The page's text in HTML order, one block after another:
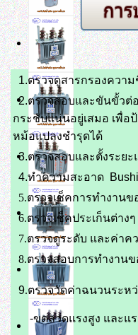
1.ตรวจดูสารกรองควา
2.ตรวจสอบและขันขั้วต่
กระชับแน่นอยู่เสมอ เพื่อ
หม้อแปลงชำรุดได้
3.ตรวจสอบและตั้งระย
4.ทำความสะอาด
5.ตรวจเช็คการทำงานข
6.ตรวจเช็คประเก็นต่าง
7.ตรวจดูระดับ และค่า
8.ตรวจสอบการทำงานข
9.ตรวจวัดค่าฉนวนระหว่
-ขดลวดแรงสูง และแร